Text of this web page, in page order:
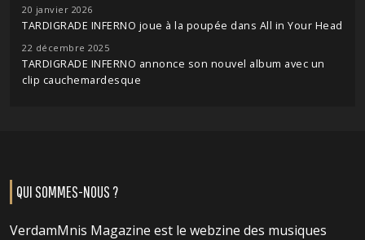
20 janvier 2026
TARDIGRADE INFERNO joue à la poupée dans All in Your Head
22 décembre 2025
TARDIGRADE INFERNO annonce son nouvel album avec un
clip cauchemardesque
QUI SOMMES-NOUS ?
VerdamMnis Magazine est le webzine des musiques